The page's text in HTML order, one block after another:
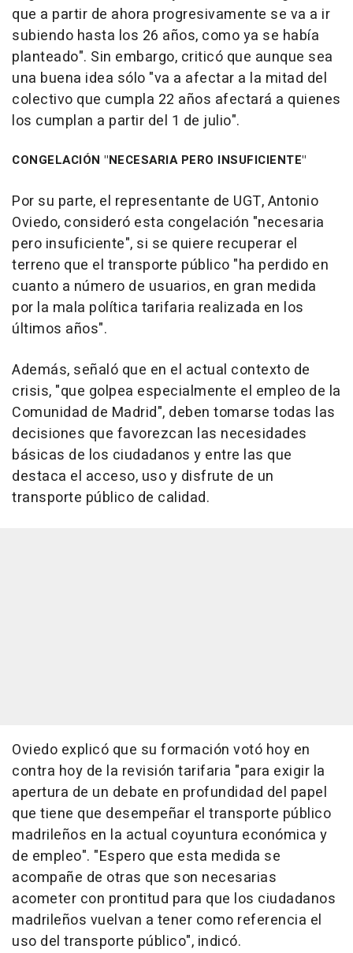
que a partir de ahora progresivamente se va a ir
subiendo hasta los 26 años, como ya se había
planteado". Sin embargo, criticó que aunque sea
una buena idea sólo "va a afectar a la mitad del
colectivo que cumpla 22 años afectará a quienes
los cumplan a partir del 1 de julio".
CONGELACIÓN "NECESARIA PERO INSUFICIENTE"
Por su parte, el representante de UGT, Antonio
Oviedo, consideró esta congelación "necesaria
pero insuficiente", si se quiere recuperar el
terreno que el transporte público "ha perdido en
cuanto a número de usuarios, en gran medida
por la mala política tarifaria realizada en los
últimos años".
Además, señaló que en el actual contexto de
crisis, "que golpea especialmente el empleo de la
Comunidad de Madrid", deben tomarse todas las
decisiones que favorezcan las necesidades
básicas de los ciudadanos y entre las que
destaca el acceso, uso y disfrute de un
transporte público de calidad.
Oviedo explicó que su formación votó hoy en
contra hoy de la revisión tarifaria "para exigir la
apertura de un debate en profundidad del papel
que tiene que desempeñar el transporte público
madrileños en la actual coyuntura económica y
de empleo". "Espero que esta medida se
acompañe de otras que son necesarias
acometer con prontitud para que los ciudadanos
madrileños vuelvan a tener como referencia el
uso del transporte público", indicó.